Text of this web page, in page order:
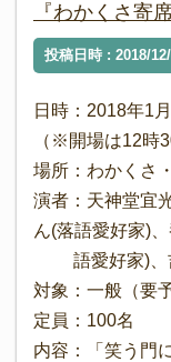
『わかくさ寄席
投稿日時 : 2018/
日時：2018年1
（※開場は12時
場所：わかくさ
演者：天神堂宜
ん(落語愛好家)
語愛好家)、
対象：一般（要
定員：100名
内容：「笑う門